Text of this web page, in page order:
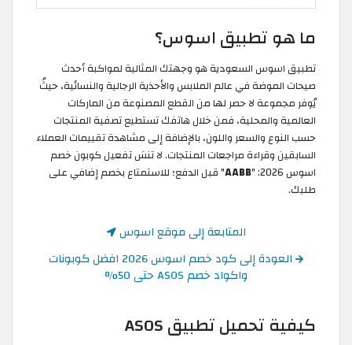
ما هو تطبيق اسوس؟
تطبيق اسوس السعودية هو وجهتك المثالية لمواكبة أحدث
صيحات الموضة في عالم الملابس والأحذية الرجالية والنسائية، حيثُ
يُوفر مجموعة لا حصر لها من القطع المصنوعة من الماركات
العالمية والمحلية، فمن خلال هاتفك تستطيع تصفية المنتجات
حسب النوع والسعر واللون، بالإضافة إلى مشاهدة تقييمات العملاء
السابقين وقراءة مراجعات المنتجات. لا تنسَ تفعيل كوبون خصم
اسوس 2026: "
AABB" قبل الدفع؛ للاستمتاع بخصم إضافي على
طلبك.
المتابعة إلى موقع اسوس
العودة إلى كود خصم اسوس 2026 افضل كوبونات
واكواد خصم ASOS حتى 50%
كيفية تحميل تطبيق ASOS